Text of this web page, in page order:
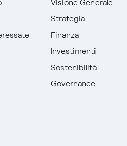
Visione Generale
Strategia
Finanza
Investimenti
Sostenibilità
Governance